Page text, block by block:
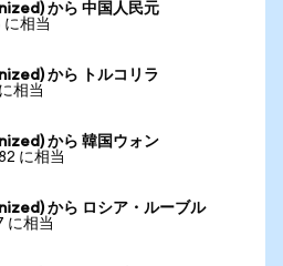
から 中国人民元
に相当
から トルコリラ
相当
から 韓国ウォン
に相当
から ロシア・ルーブル
に相当